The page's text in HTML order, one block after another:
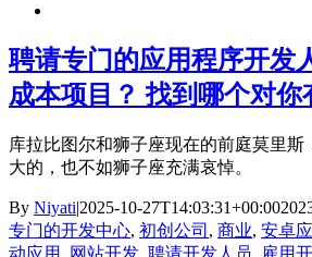
聘请专门的应用程序开发
成本项目？ 找到哪个对你
库拉比图尔和狮子座现在的前庭莫里
大的，也不如狮子座充满哀悼。
By Niyati|2025-10-27T14:03:31+00:00
专门的开发中心, 初创公司 , 商业, 安卓